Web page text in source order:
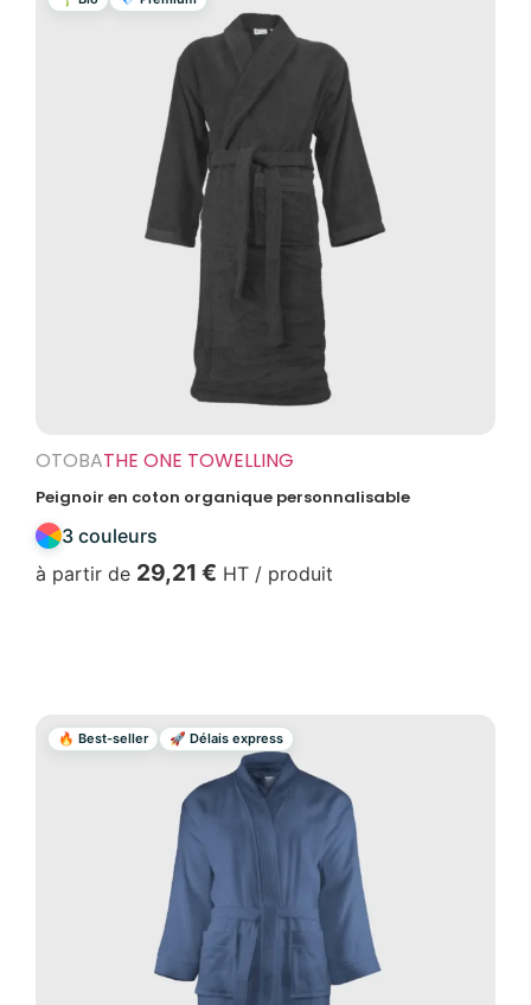
OTOBATHE ONE TOWELLING
Peignoir en coton organique personnalisable
3 couleurs
à partir de 29,21 € HT / produit
🔥 Best-seller 🚀 Délais express